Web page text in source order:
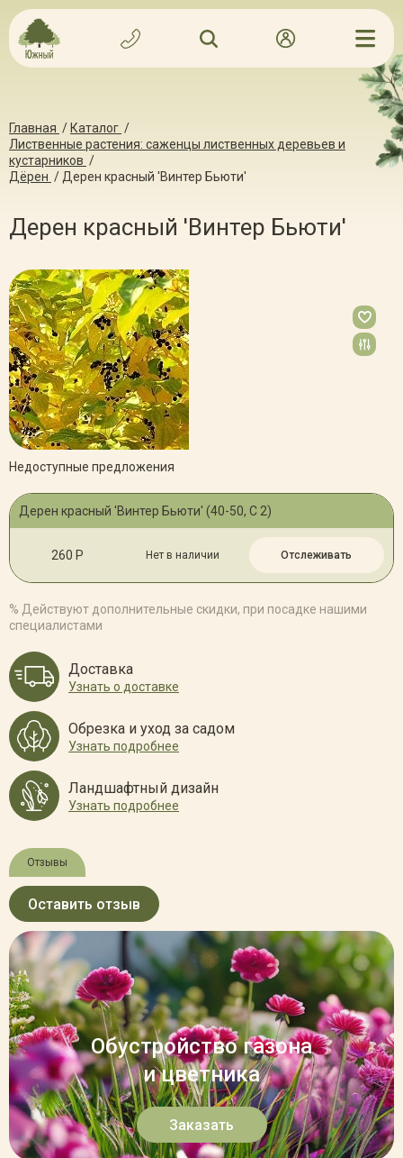
Главная / Каталог /
Лиственные растения: саженцы лиственных деревьев и
кустарников /
Дёрен / Дерен красный 'Винтер Бьюти'
Дерен красный 'Винтер Бьюти'
Недоступные предложения
Дерен красный 'Винтер Бьюти' (40-50, C 2)
260 Р Нет в наличии Отслеживать
% Действуют дополнительные скидки, при посадке нашими
специалистами
Доставка
Узнать о доставке
Обрезка и уход за садом
Узнать подробнее
Ландшафтный дизайн
Узнать подробнее
Отзывы
Оставить отзыв
Обустройство газона
и цветника
Заказать